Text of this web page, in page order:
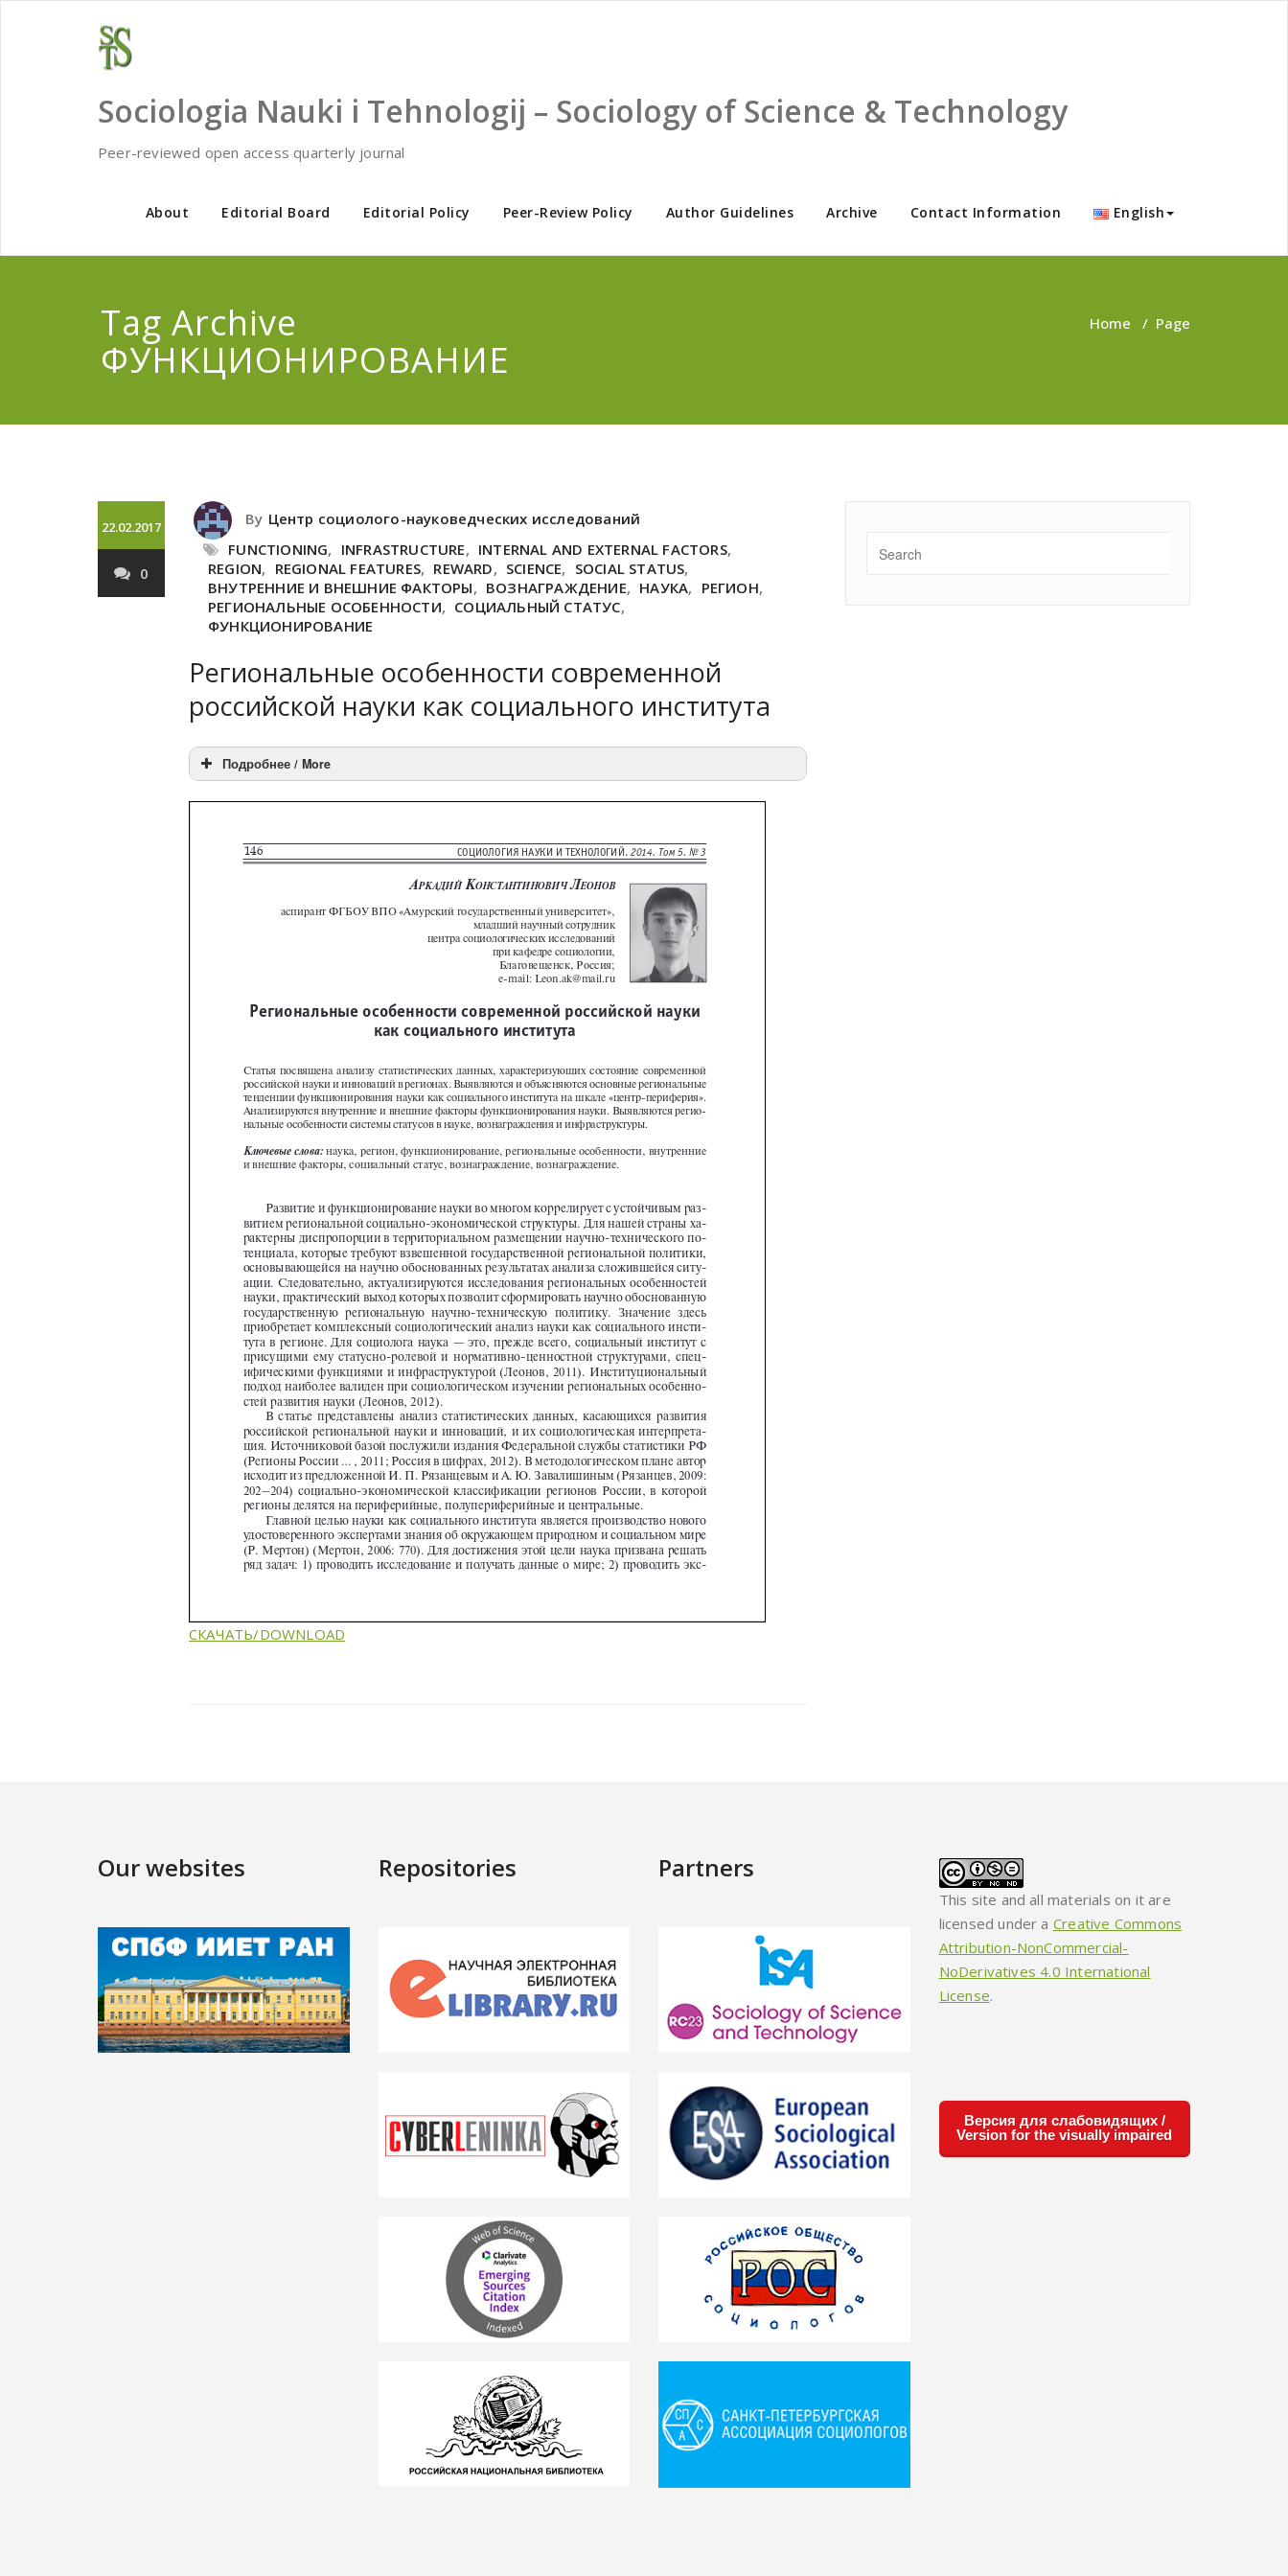
Sociologia Nauki i Tehnologij – Sociology of Science & Technology
Peer-reviewed open access quarterly journal
About Editorial Board Editorial Policy Peer-Review Policy Author Guidelines Archive Contact Information English
Tag Archive
ФУНКЦИОНИРОВАНИЕ
Home / Page
22.02.2017
0
By Центр социолого-науковедческих исследований
FUNCTIONING, INFRASTRUCTURE, INTERNAL AND EXTERNAL FACTORS,
REGION, REGIONAL FEATURES, REWARD, SCIENCE, SOCIAL STATUS,
ВНУТРЕННИЕ И ВНЕШНИЕ ФАКТОРЫ, ВОЗНАГРАЖДЕНИЕ, НАУКА, РЕГИОН,
РЕГИОНАЛЬНЫЕ ОСОБЕННОСТИ, СОЦИАЛЬНЫЙ СТАТУС,
ФУНКЦИОНИРОВАНИЕ
Региональные особенности современной
российской науки как социального института
Подробнее / More
СКАЧАТЬ/DOWNLOAD
Our websites Repositories Partners
This site and all materials on it are
licensed under a Creative Commons
Attribution-NonCommercial-
NoDerivatives 4.0 International
License.
Версия для слабовидящих /
Version for the visually impaired